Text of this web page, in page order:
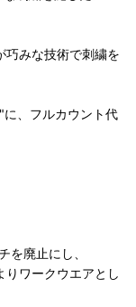
巧みな技術で刺繍を
、フルカウント代
を廃止にし、
りワークウエアとし